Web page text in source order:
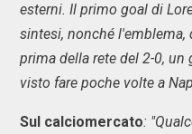
esterni. Il primo goal di
sintesi, nonché l'emblema,
prima della rete del 2-0,
visto fare poche volte a
Sul calciomercato: